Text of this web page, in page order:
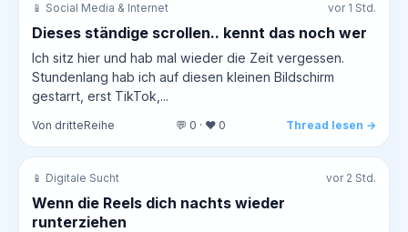
📱 Social Media & Internet vor 1 Std.
Dieses ständige scrollen.. kennt das noch wer
Ich sitz hier und hab mal wieder die Zeit vergessen.
Stundenlang hab ich auf diesen kleinen Bildschirm
gestarrt, erst TikTok,...
Von dritteReihe 💬 0 · ❤️ 0 Thread lesen →
📱 Digitale Sucht vor 2 Std.
Wenn die Reels dich nachts wieder
runterziehen